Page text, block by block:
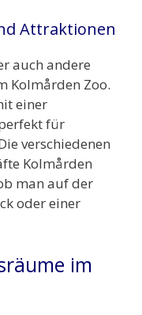
Attraktionen
auch andere
Kolmården Zoo.
einer
für
verschiedenen
Kolmården
man auf der
oder einer
im